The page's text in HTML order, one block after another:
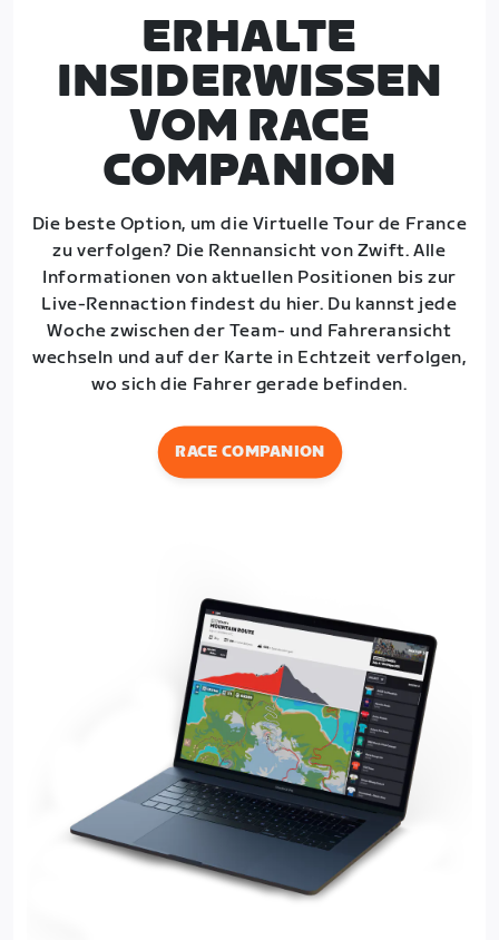
ERHALTE
INSIDERWISSEN
VOM RACE
COMPANION
Die beste Option, um die Virtuelle Tour de France
zu verfolgen? Die Rennansicht von Zwift. Alle
Informationen von aktuellen Positionen bis zur
Live-Rennaction findest du hier. Du kannst jede
Woche zwischen der Team- und Fahreransicht
wechseln und auf der Karte in Echtzeit verfolgen,
wo sich die Fahrer gerade befinden.
RACE COMPANION